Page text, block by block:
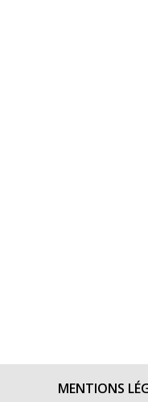
MENTIONS